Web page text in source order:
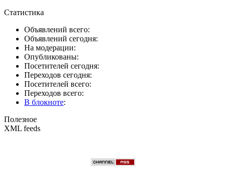
Статистика
Объявлений всего:
Объявлений сегодня:
На модерации:
Опубликованы:
Посетителей сегодня:
Переходов сегодня:
Посетителей всего:
Переходов всего:
В блокноте:
Полезное
XML feeds